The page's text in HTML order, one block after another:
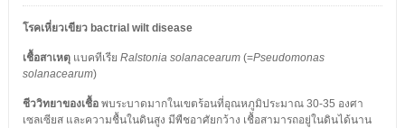
โรคเหี่ยวเขียว bactrial wilt disease
เชื้อสาเหตุแบคทีเรีย Ralstonia solanacearum(=Pseudomonas
solanacearum)
ชีววิทยาของเชื้อพบระบาดมากในเขตร้อนที่อุณหภูมิประมาณ 30-35 องศา
เซลเซียส และความชื้นในดินสูง มีพืชอาศัยกว้าง เชื้อสามารถอยู่ในดินได้นาน